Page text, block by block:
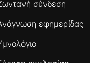
σύνδεση
εφημερίδας